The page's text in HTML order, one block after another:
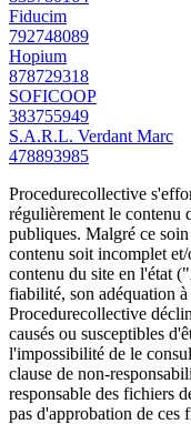
Fiducim
792748089
Hopium
878729318
SOFICOOP
383755949
S.A.R.L. Verdant Marc
478893985
Procedurecollective
régulièrement le contenu
publiques. Malgré ce
contenu soit incomplet
contenu du site en l'état
fiabilité, son adéquation
Procedurecollective
causés ou susceptibles
l'impossibilité de le
clause de non-
responsable des fichiers
pas d'approbation de ces